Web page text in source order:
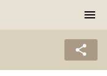
menu
share